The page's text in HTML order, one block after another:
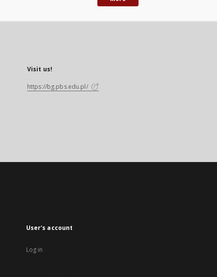
Visit us!
https://bg.pbs.edu.pl/
User's account
Log in